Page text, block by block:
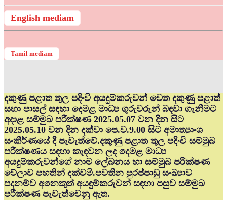
English mediam
Tamil mediam
දකුණු පළාත තුල පදිංචි අයදුම්කරුවන් වෙත දකුණු පළාත්
සභා පාසල් සඳහා දෙමළ මාධ්‍ය ගුරුවරුන් බඳවා ගැනීමට
අදාළ සම්මුඛ පරීක්ෂණ 2025.05.07 වන දින සිට
2025.05.10 වන දින දක්වා පෙ.ව.9.00 සිට අමාත්‍යාංශ
සංකීර්ණයේ දී පැවැත්වේ.දකුණු පළාත තුල පදිංචි සම්මුඛ
පරීක්ෂණය සඳහා කැඳවන ලද දෙමළ මාධ්‍ය
අයදුම්කරුවන්ගේ නාම ලේඛනය හා සම්මුඛ පරීක්ෂණ
වේලාව පහතින් දක්වමි.පවතින පුරප්පාඩු සංඛ්‍යාව
පදනම්ව අනෙකුත් අයඳුම්කරුවන් සඳහා පසුව සම්මුඛ
පරීක්ෂණ පැවැත්වෙනු ඇත.